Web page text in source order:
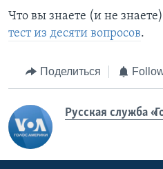
Что вы знаете (и не
тест из десяти вопросов.
Поделиться
Русская служба